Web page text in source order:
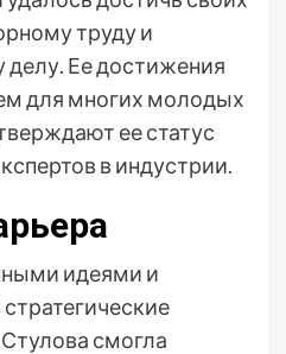
труду и
делу. Ее достижения
для многих молодых
ее статус
в индустрии.
идеями и
смогла